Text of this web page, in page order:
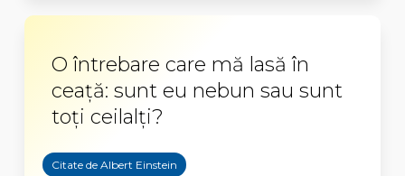
O întrebare care mă lasă în
ceață: sunt eu nebun sau sunt
toți ceilalți?
Citate de Albert Einstein